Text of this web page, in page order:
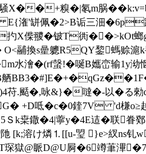
騒X��+糗� |氡m脶��
E{潅'缾佩 �2>B诟三沺
X偨翪�铍T衖��>kOt螂g
鬴換s曐軈R5QY錅螞赊滬
水澮�(rf螜!�唌B孈峦输
埂B舾
苻.颳�,咏&}�噠�-以�る
+D呧�c�0鍷7V 'd槏o≥赸
Ｓk枽鏾�4|薴y�4E迼�联
[k;溶け燐⒈[[u-琞 }e>紁ns
獄@眽 D@U屙�6竴茟滭